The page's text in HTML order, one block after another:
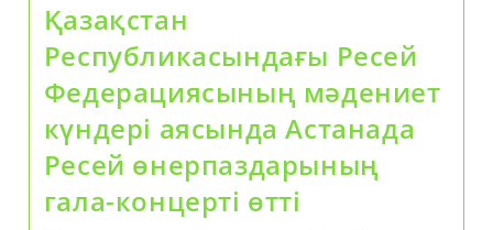
Қазақстан
Республикасындағы Ресей
Федерациясының мәдениет
күндері аясында Астанада
Ресей өнерпаздарының
гала-концерті өтті